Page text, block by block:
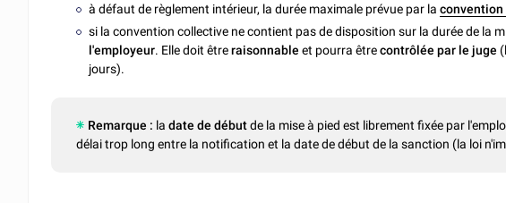
à défaut de règlement intérieur, la durée maximale prévue par la
si la convention collective ne contient pas de disposition sur la durée de la
l'employeur. Elle doit êtreraisonnable et pourra êtrecontrôlée par le juge
jours).
Remarque : ladate de débutde la mise à pied est librement fixée par
délai trop long entre la notification et la date de début de la sanction (la loi